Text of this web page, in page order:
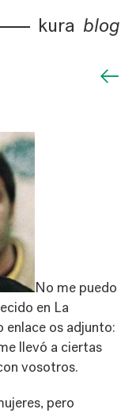
kura blog
←
No me puedo
en La
enlace os adjunto:
llevó a ciertas
vosotros.
pero